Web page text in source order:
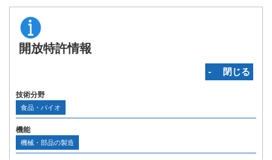
開放特許情報
‐ 閉じる
技術分野
食品・バイオ
機能
機械・部品の製造